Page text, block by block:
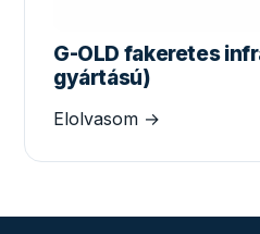
G-OLD fakeretes
gyártású)
Elolvasom →